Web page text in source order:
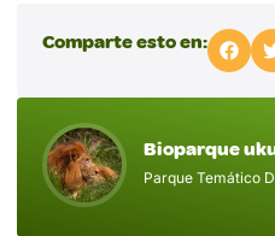
Comparte esto en:
Bioparque
Parque Temático